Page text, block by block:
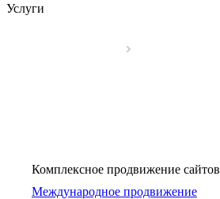
Услуги
Комплексное продвижение сайтов
Международное продвижение